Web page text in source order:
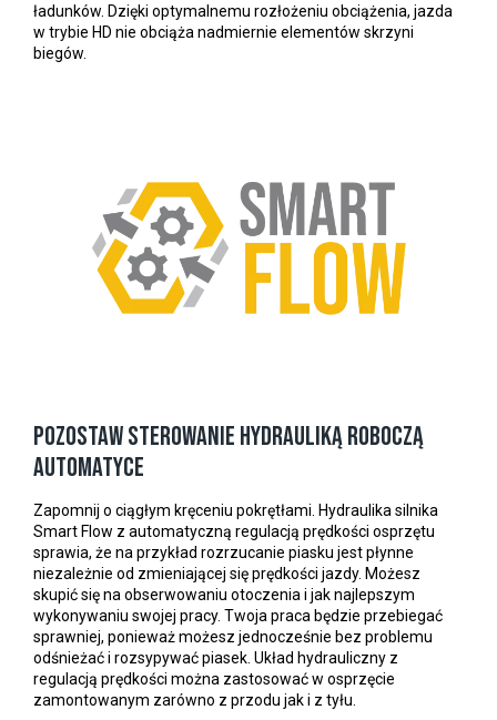
ładunków. Dzięki optymalnemu rozłożeniu obciążenia, jazda
w trybie HD nie obciąża nadmiernie elementów skrzyni
biegów.
Pozostaw sterowanie hydrauliką roboczą
automatyce
Zapomnij o ciągłym kręceniu pokrętłami. Hydraulika silnika
Smart Flow z automatyczną regulacją prędkości osprzętu
sprawia, że na przykład rozrzucanie piasku jest płynne
niezależnie od zmieniającej się prędkości jazdy. Możesz
skupić się na obserwowaniu otoczenia i jak najlepszym
wykonywaniu swojej pracy. Twoja praca będzie przebiegać
sprawniej, ponieważ możesz jednocześnie bez problemu
odśnieżać i rozsypywać piasek. Układ hydrauliczny z
regulacją prędkości można zastosować w osprzęcie
zamontowanym zarówno z przodu jak i z tyłu.